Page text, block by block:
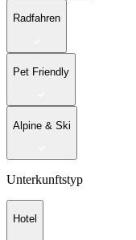
Radfahren
Pet Friendly
Alpine & Ski
Unterkunftstyp
Hotel